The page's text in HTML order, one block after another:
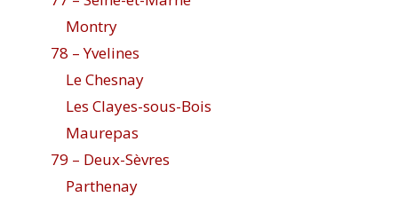
Montry
78 – Yvelines
Le Chesnay
Les Clayes-sous-Bois
Maurepas
79 – Deux-Sèvres
Parthenay